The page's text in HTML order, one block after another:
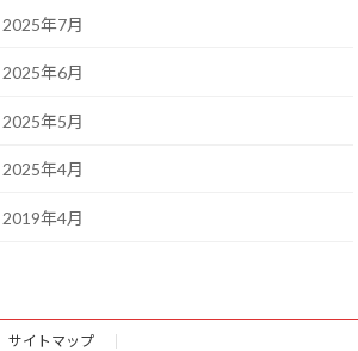
2025年7月
2025年6月
2025年5月
2025年4月
2019年4月
サイトマップ